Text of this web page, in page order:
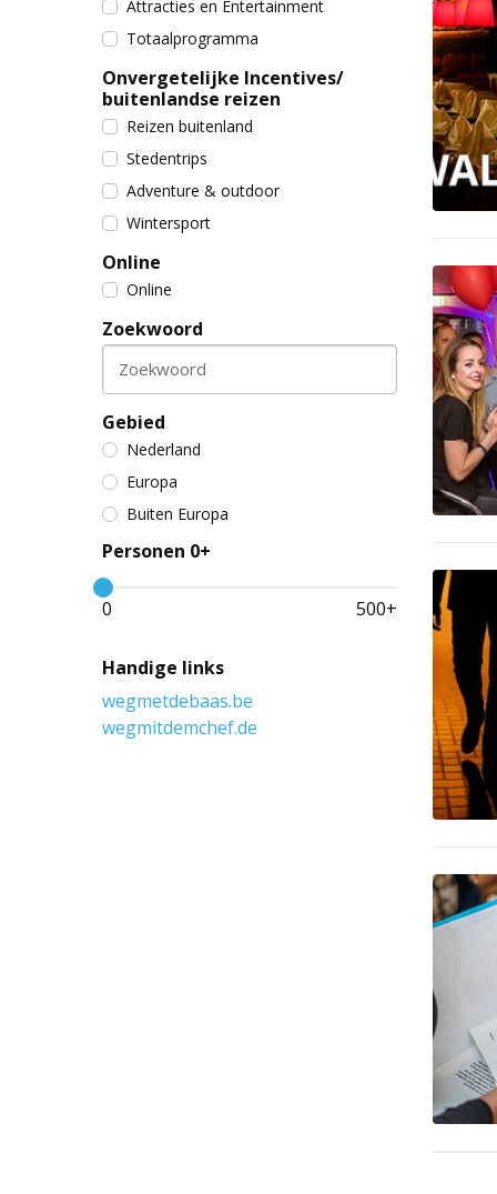
Attracties en Entertainment
Totaalprogramma
Onvergetelijke Incentives/
buitenlandse reizen
Reizen buitenland
Stedentrips
Adventure & outdoor
Wintersport
Online
Online
Zoekwoord
Zoekwoord
Gebied
Nederland
Europa
Buiten Europa
Personen 0+
0 500+
Handige links
wegmetdebaas.be
wegmitdemchef.de